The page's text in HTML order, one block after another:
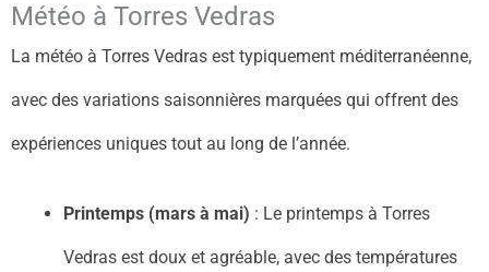
Météo à Torres Vedras
La météo à Torres Vedras est typiquement méditerranéenne,
avec des variations saisonnières marquées qui offrent des
expériences uniques tout au long de l’année.
Printemps (mars à mai) : Le printemps à Torres
Vedras est doux et agréable, avec des températures